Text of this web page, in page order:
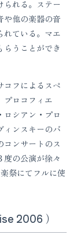
られる。ステー
や他の楽器の音
れている。マエ
らうことができ
フによるスペ
プロコフィエ
ロシアン・プロ
ィンスキーのバ
コンサートのス
度の公演が徐々
祭にてフルに使
2006 ）